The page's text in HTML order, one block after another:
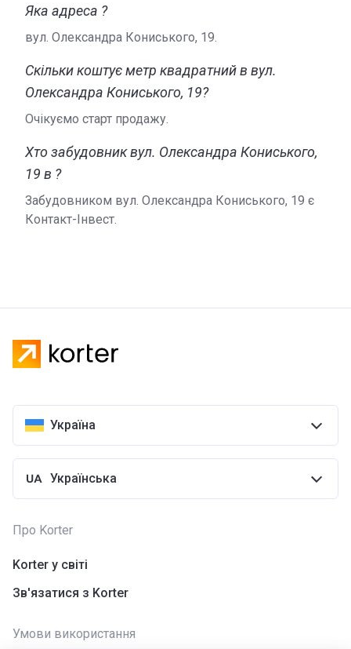
Яка адреса ?
вул. Олександра Кониського, 19.
Скільки коштує метр квадратний в вул.
Олександра Кониського, 19?
Очікуємо старт продажу.
Хто забудовник вул. Олександра Кониського,
19 в ?
Забудовником вул. Олександра Кониського, 19 є
Контакт-Інвест.
Україна
Українська
Про Korter
Korter у світі
Зв'язатися з Korter
Умови використання